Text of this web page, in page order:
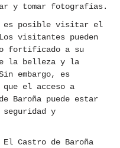
y tomar fotografías.
es posible visitar el
visitantes pueden
fortificado a su
la belleza y la
embargo, es
el acceso a
Baroña puede estar
y
El Castro de Baroña